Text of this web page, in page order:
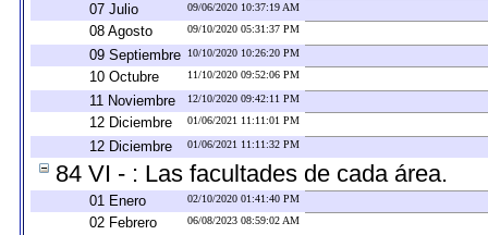
07 Julio 09/06/2020 10:37:19 AM
08 Agosto 09/10/2020 05:31:37 PM
09 Septiembre 10/10/2020 10:26:20 PM
10 Octubre 11/10/2020 09:52:06 PM
11 Noviembre 12/10/2020 09:42:11 PM
12 Diciembre 01/06/2021 11:11:01 PM
12 Diciembre 01/06/2021 11:11:32 PM
84 VI - : Las facultades de cada área.
01 Enero 02/10/2020 01:41:40 PM
02 Febrero 06/08/2023 08:59:02 AM